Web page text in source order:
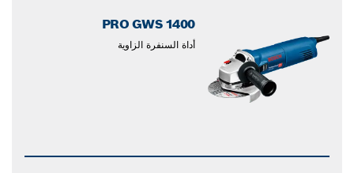
PRO GWS 1400
أداة السنفرة الزاوية